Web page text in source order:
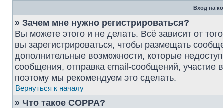
Вход на
» Зачем мне нужно регистрироваться?
Вы можете этого и не делать. Всё зависит от
вы зарегистрироваться, чтобы размещать
дополнительные возможности, которые
сообщения, отправка email-сообщений, участие
поэтому мы рекомендуем это сделать.
Вернуться к началу
» Что такое COPPA?